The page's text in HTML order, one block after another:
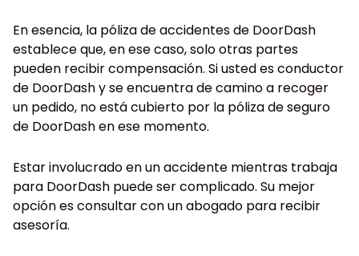
En esencia, la póliza de accidentes de DoorDash
establece que, en ese caso, solo otras partes
pueden recibir compensación. Si usted es conductor
de DoorDash y se encuentra de camino a recoger
un pedido, no está cubierto por la póliza de seguro
de DoorDash en ese momento.
Estar involucrado en un accidente mientras trabaja
para DoorDash puede ser complicado. Su mejor
opción es consultar con un abogado para recibir
asesoría.